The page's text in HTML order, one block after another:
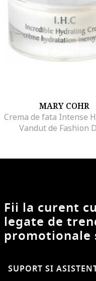
MARY COHR
Vandut de Fashion
Fii la curent
legate de
promotionale
SUPORT SI